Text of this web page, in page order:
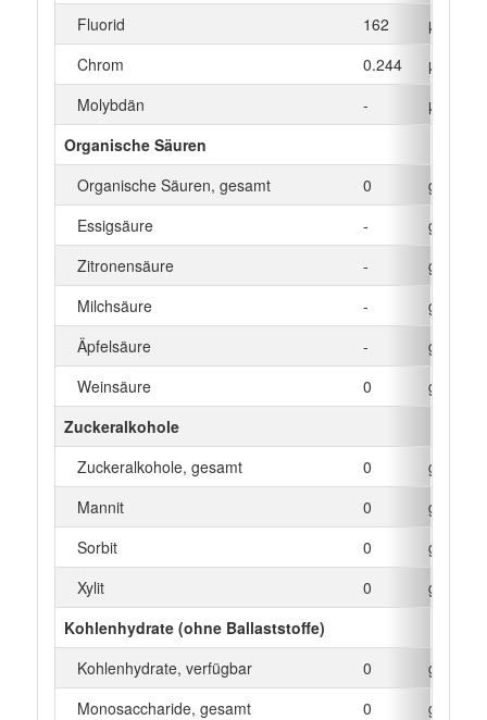
Fluorid 162
µg
Chrom
0.244
µg
Molybdän
-
µg
Organische Säuren
Organische Säuren, gesamt
0
g
Essigsäure
-
g
Zitronensäure
-
g
Milchsäure
-
g
Äpfelsäure
-
g
Weinsäure
0
g
Zuckeralkohole
Zuckeralkohole, gesamt
0
g
Mannit
0
g
Sorbit
0
g
Xylit
0
g
Kohlenhydrate (ohne Ballaststoffe)
Kohlenhydrate, verfügbar
0
g
Monosaccharide, gesamt
0
g